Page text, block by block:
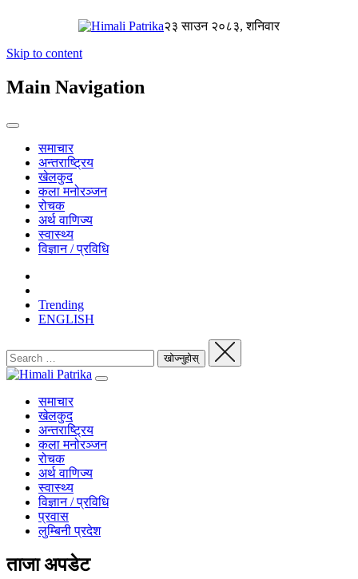
२३ साउन २०८३, शनिवार
Skip to content
Main Navigation
समाचार
अन्तराष्ट्रिय
खेलकुद
कला मनोरञ्जन
रोचक
अर्थ वाणिज्य
स्वास्थ्य
विज्ञान / प्रविधि
Trending
ENGLISH
समाचार
खेलकुद
अन्तराष्ट्रिय
कला मनोरञ्जन
रोचक
अर्थ वाणिज्य
स्वास्थ्य
विज्ञान / प्रविधि
प्रवास
लुम्बिनी प्रदेश
ताजा अपडेट